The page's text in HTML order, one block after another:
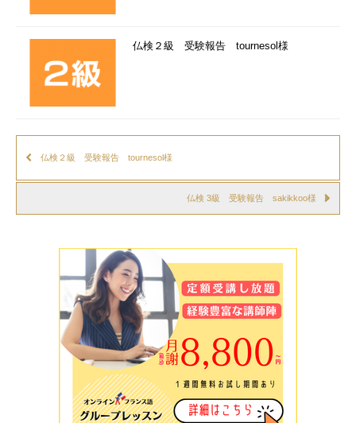
仏検２級 受験報告 tournesol様
仏検２級 受験報告 tournesol様
仏検 3級 受験報告 sakikkoo様